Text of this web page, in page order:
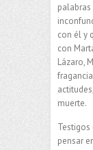
con él y
con
Lázaro,
muerte.
Testigos
pensar